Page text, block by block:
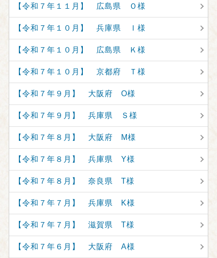
【令和７年１１月】 広島県 Ｏ様
【令和７年１０月】 兵庫県 Ｉ様
【令和７年１０月】 広島県 Ｋ様
【令和７年１０月】 京都府 Ｔ様
【令和７年９月】 大阪府 O様
【令和７年９月】 兵庫県 Ｓ様
【令和７年８月】 大阪府 M様
【令和７年８月】 兵庫県 Y様
【令和７年８月】 奈良県 T様
【令和７年７月】 兵庫県 K様
【令和７年７月】 滋賀県 T様
【令和７年６月】 大阪府 A様